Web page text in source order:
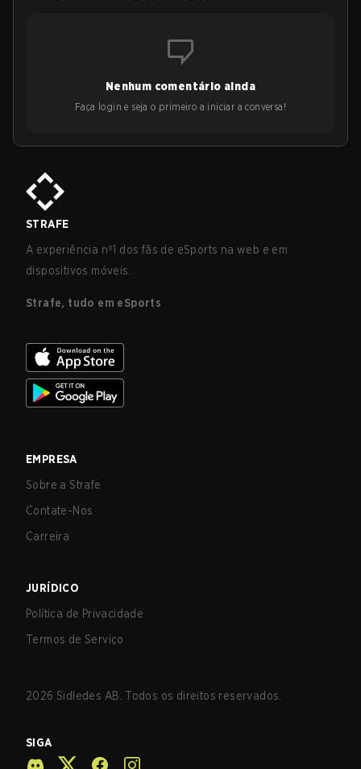
Nenhum comentário ainda
Faça login e seja o primeiro a iniciar a conversa!
STRAFE
A experiência nº1 dos fãs de eSports na web e em
dispositivos móveis.
Strafe, tudo em eSports
EMPRESA
Sobre a Strafe
Contate-Nos
Carreira
JURÍDICO
Política de Privacidade
Termos de Serviço
2026 Sidledes AB. Todos os direitos reservados.
SIGA